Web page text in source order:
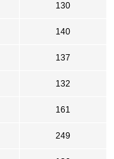
130
140
137
132
161
249